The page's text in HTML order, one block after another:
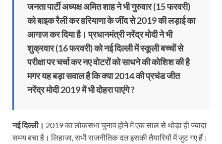
जनता पार्टी अध्यक्ष अमित शाह ने भी गुरुवार (15 फरवरी)
को बाइक रैली कर हरियाणा के जींद से 2019 की लड़ाई का
आगाज कर दिया है। प्रधानमंत्री नरेंद्र मोदी ने भी
शुक्रवार (16 फरवरी) को नई दिल्ली में स्कूली बच्चों से
परीक्षा पर चर्चा कर नए वोटरों को साधने की कोशिश की है
मगर यह बड़ा सवाल है कि क्या 2014 की प्रचंड जीत
नरेंद्र मोदी 2019 में भी दोहरा पाएंगे ?
नई दिल्ली। 2019 का लोकसभा चुनाव होने में एक साल से थोड़ा ही ज्यादा
समय बचा है। लिहाजा, सभी राजनीतिक दल इसकी तैयारियों में जुट गए हैं।